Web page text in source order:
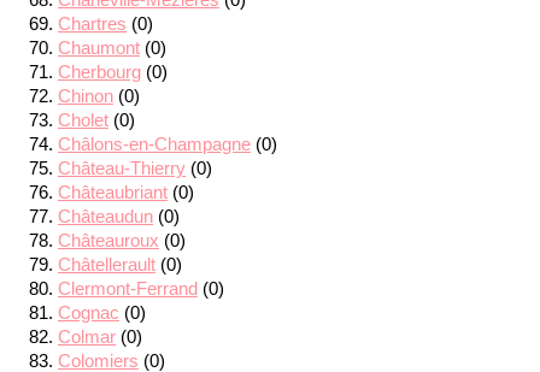
Chartres (0)
Chaumont (0)
Cherbourg (0)
Chinon (0)
Cholet (0)
Châlons-en-Champagne (0)
Château-Thierry (0)
Châteaubriant (0)
Châteaudun (0)
Châteauroux (0)
Châtellerault (0)
Clermont-Ferrand (0)
Cognac (0)
Colmar (0)
Colomiers (0)